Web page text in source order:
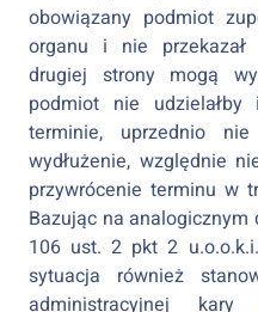
obowiązany podmiot
organu i nie
drugiej strony mogą
podmiot nie udzielałby
terminie, uprzednio
wydłużenie, względnie
przywrócenie terminu w
Bazując na analogicznym
106 ust. 2 pkt 2
sytuacja również
administracyjnej